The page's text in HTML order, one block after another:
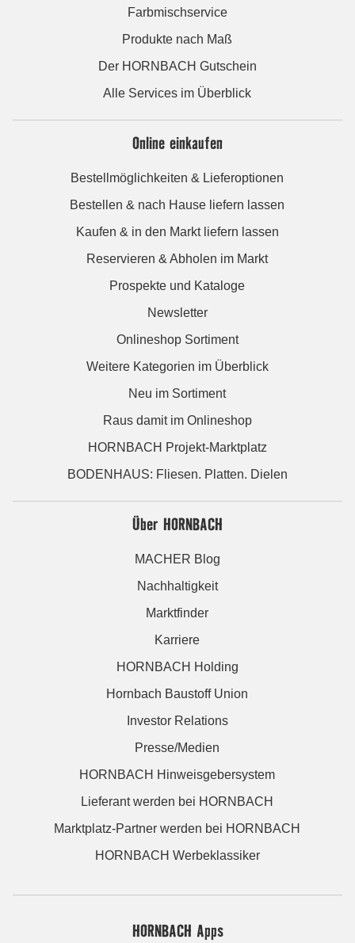
Farbmischservice
Produkte nach Maß
Der HORNBACH Gutschein
Alle Services im Überblick
Online einkaufen
Bestellmöglichkeiten & Lieferoptionen
Bestellen & nach Hause liefern lassen
Kaufen & in den Markt liefern lassen
Reservieren & Abholen im Markt
Prospekte und Kataloge
Newsletter
Onlineshop Sortiment
Weitere Kategorien im Überblick
Neu im Sortiment
Raus damit im Onlineshop
HORNBACH Projekt-Marktplatz
BODENHAUS: Fliesen. Platten. Dielen
Über HORNBACH
MACHER Blog
Nachhaltigkeit
Marktfinder
Karriere
HORNBACH Holding
Hornbach Baustoff Union
Investor Relations
Presse/Medien
HORNBACH Hinweisgebersystem
Lieferant werden bei HORNBACH
Marktplatz-Partner werden bei HORNBACH
HORNBACH Werbeklassiker
HORNBACH Apps